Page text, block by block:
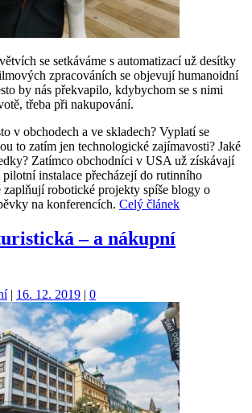
se setkáváme s automatizací už desítky
zpracováních se objevují humanoidní
by nás překvapilo, kdybychom se s nimi
třeba při nakupování.
v obchodech a ve skladech? Vyplatí se
to zatím jen technologické zajímavosti? Jaké
Zatímco obchodníci v USA už získávají
pilotní instalace přecházejí do rutinního
robotické projekty spíše blogy o
na konferencích. Celý článek
– a nákupní
| 16. 12. 2019 | 0